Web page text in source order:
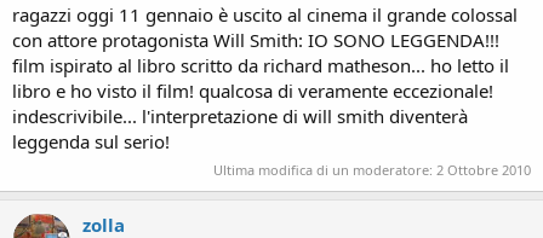
i
s
c
u
s
i
n
e
i
o
ragazzi oggi 11 gennaio è uscito al cinema il grande colossal
con attore protagonista Will Smith: IO SONO LEGGENDA!!!
film ispirato al libro scritto da richard matheson... ho letto il
libro e ho visto il film! qualcosa di veramente eccezionale!
indescrivibile... l'interpretazione di will smith diventerà
leggenda sul serio!
Ultima modifica di un moderatore: 2 Ottobre 2010
zolla